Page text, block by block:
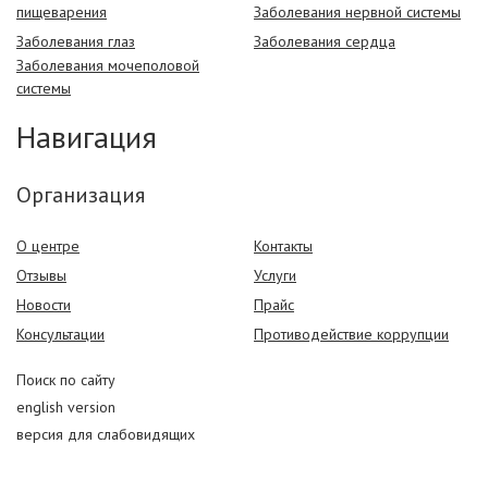
пищеварения
Заболевания глаз
Заболевания мочеполовой
системы
Заболевания нервной системы
Заболевания сердца
Навигация
Организация
О центре
Отзывы
Новости
Консультации
Контакты
Услуги
Прайс
Противодействие коррупции
Поиск по сайту
english version
версия для слабовидящих